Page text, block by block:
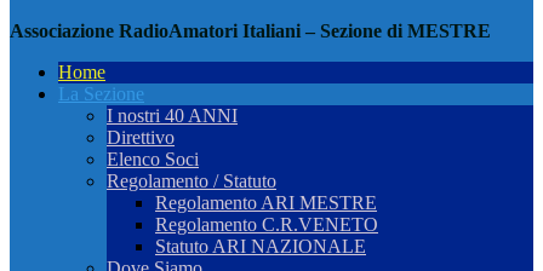
Associazione RadioAmatori Italiani – Sezione di MESTRE
Home
La Sezione
I nostri 40 ANNI
Direttivo
Elenco Soci
Regolamento / Statuto
Regolamento ARI MESTRE
Regolamento C.R.VENETO
Statuto ARI NAZIONALE